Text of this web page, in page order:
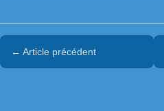
← Article précédent